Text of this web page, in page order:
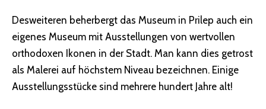
Desweiteren beherbergt das Museum in Prilep auch ein
eigenes Museum mit Ausstellungen von wertvollen
orthodoxen Ikonen in der Stadt. Man kann dies getrost
als Malerei auf höchstem Niveau bezeichnen. Einige
Ausstellungsstücke sind mehrere hundert Jahre alt!